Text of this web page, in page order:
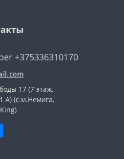
+375336310170
17 (7 этаж,
А) (с.м.Немига,